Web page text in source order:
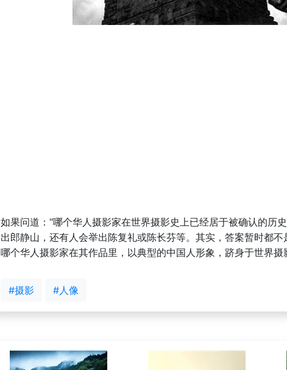
如果问道：“哪个华人摄影家在世界摄影史上已经居于被确认的历
出郎静山，还有人会举出陈复礼或陈长芬等。其实，答案暂时都
哪个华人摄影家在其作品里，以典型的中国人形象，跻身于世界摄
#摄影 #人像